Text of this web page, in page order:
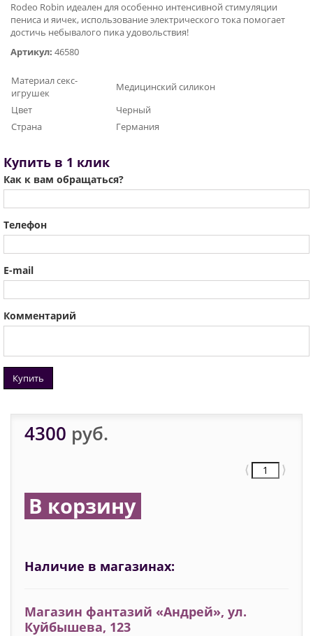
Rodeo Robin идеален для особенно интенсивной стимуляции
пениса и яичек, использование электрического тока помогает
достичь небывалого пика удовольствия!
Артикул: 46580
Материал секс-
игрушек
Медицинский силикон
Цвет
Черный
Страна
Германия
Купить в 1 клик
Как к вам обращаться?
Телефон
E-mail
Комментарий
Купить
4300 руб.
⟨ ⟩
В корзину
Наличие в магазинах:
Магазин фантазий «Андрей», ул.
Куйбышева, 123